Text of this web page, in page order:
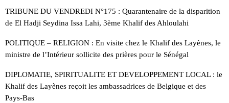
TRIBUNE DU VENDREDI N°175 : Quarantenaire de la disparition
de El Hadji Seydina Issa Lahi, 3ème Khalif des Ahloulahi
POLITIQUE – RELIGION : En visite chez le Khalif des Layènes, le
ministre de l’Intérieur sollicite des prières pour le Sénégal
DIPLOMATIE, SPIRITUALITE ET DEVELOPPEMENT LOCAL : le
Khalif des Layènes reçoit les ambassadrices de Belgique et des
Pays-Bas